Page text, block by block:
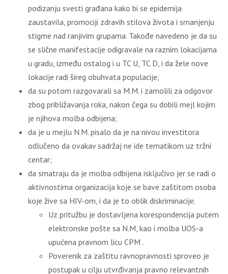
podizanju svesti građana kako bi se epidemija
zaustavila, promociji zdravih stilova života i smanjenju
stigme nad ranjivim grupama. Takođe navedeno je da su
se slične manifestacije odigravale na raznim lokacijama
u gradu, između ostalog i u TC U, TC D, i da žele nove
lokacije radi šireg obuhvata populacije;
da su potom razgovarali sa M.M. i zamolili za odgovor
zbog približavanja roka, nakon čega su dobili mejl kojim
je njihova molba odbijena;
da je u mejlu N.M. pisalo da je na nivou investitora
odlučeno da ovakav sadržaj ne ide tematikom uz tržni
centar;
da smatraju da je molba odbijena isklјučivo jer se radi o
aktivnostima organizacija koje se bave zaštitom osoba
koje žive sa HIV-om, i da je to oblik diskriminacije.
Uz pritužbu je dostavlјena korespondencija putem
elektronske pošte sa N.M, kao i molba UOS-a
upućena pravnom licu CPM .
Poverenik za zaštitu ravnopravnosti sproveo je
postupak u cilјu utvrđivanja pravno relevantnih